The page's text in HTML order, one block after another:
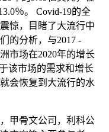
％。 Covid-19的全
惊，目睹了大流行中
的分析，与2017 -
市场在2020年的增长
该市场的需求和增长
会恢复到大流行的水
甲骨文公司，利科公